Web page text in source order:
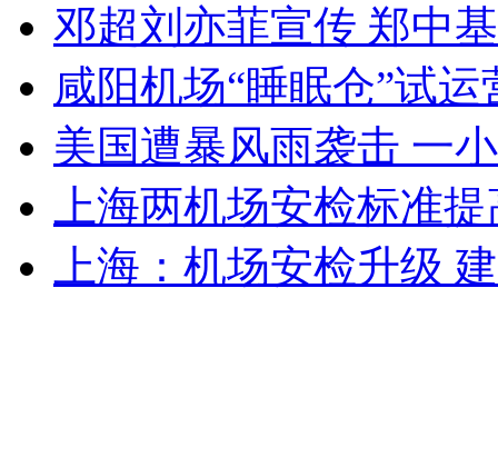
消防员救轻生者 花炮节热闹非凡 减压"枕头大战"
纽约上演“枕头大战”
司机酒驾遇交警 急速倒车逃窜
邓超刘亦菲宣传 郑中
咸阳机场“睡眠仓”试
美国遭暴风雨袭击 一
上海两机场安检标准
上海：机场安检升级